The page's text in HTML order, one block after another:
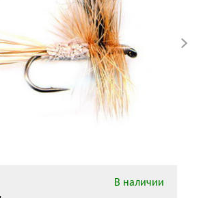
В наличии